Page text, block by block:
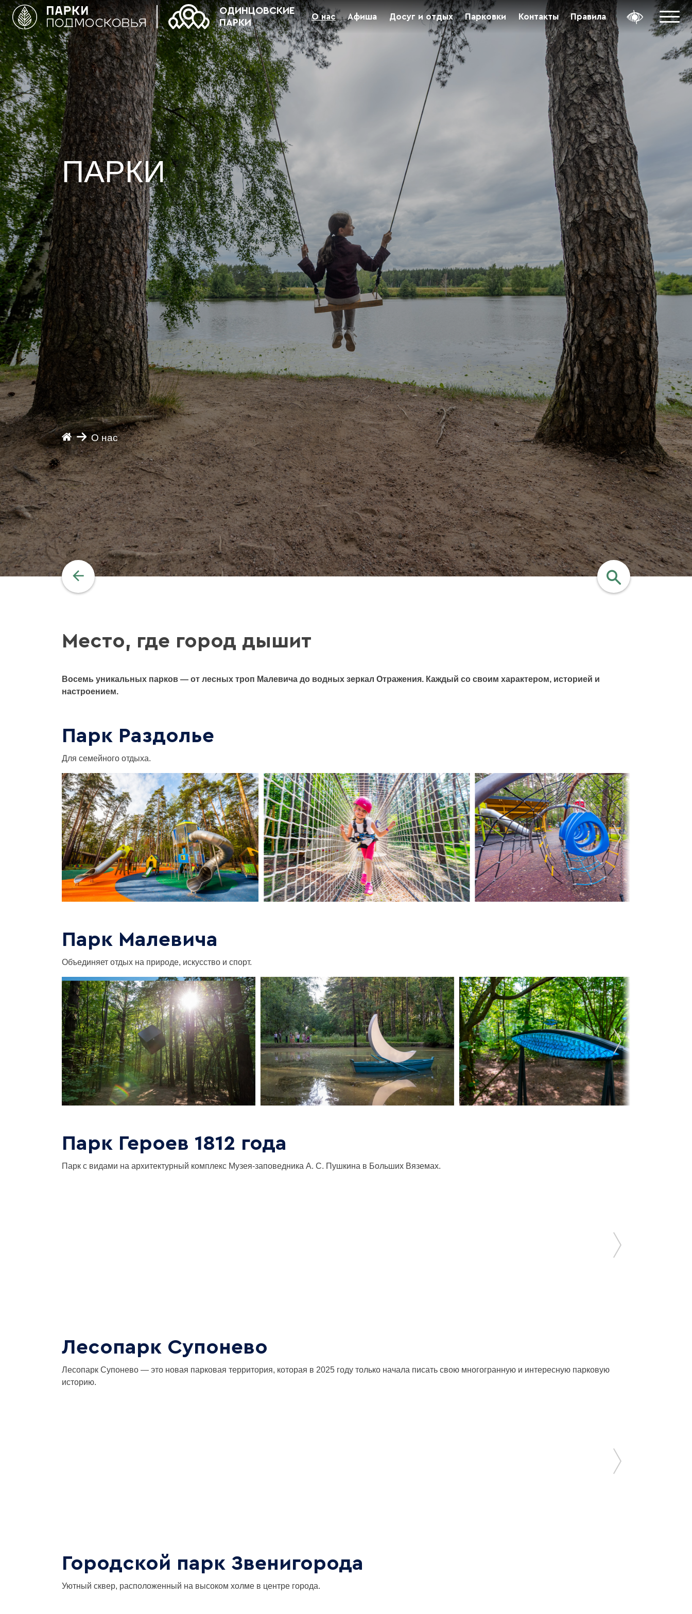
ОДИНЦОВСКИЕ
ПАРКИ
О нас Афиша Досуг и отдых Парковки Контакты Правила
ПАРКИ
О нас
Место, где город дышит
Восемь уникальных парков — от лесных троп Малевича до водных зеркал Отражения. Каждый со своим характером, историей и
настроением.
Парк Раздолье
Для семейного отдыха.
Парк Малевича
Объединяет отдых на природе, искусство и спорт.
Парк Героев 1812 года
Парк с видами на архитектурный комплекс Музея-заповедника А. С. Пушкина в Больших Вяземах.
Лесопарк Супонево
Лесопарк Супонево — это новая парковая территория, которая в 2025 году только начала писать свою многогранную и интересную парковую
историю.
Городской парк Звенигорода
Уютный сквер, расположенный на высоком холме в центре города.